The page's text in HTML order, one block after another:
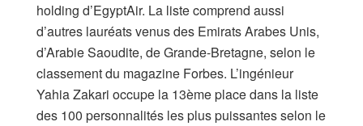
holding d’EgyptAir. La liste comprend aussi
d’autres lauréats venus des Emirats Arabes Unis,
d’Arabie Saoudite, de Grande-Bretagne, selon le
classement du magazine Forbes. L’ingénieur
Yahia Zakari occupe la 13ème place dans la liste
des 100 personnalités les plus puissantes selon le